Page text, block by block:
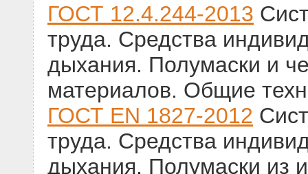
ГОСТ 12.4.244-2013
труда. Средства
дыхания. Полумаски и
материалов. Общие
ГОСТ EN 1827-2012
труда. Средства
дыхания. Полумаски из